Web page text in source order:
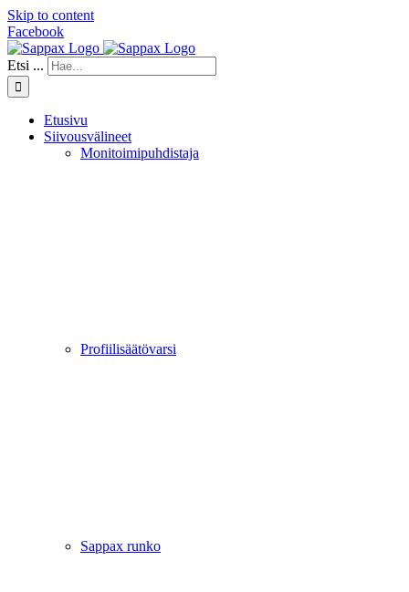
Skip to content
Facebook
Etsi ...
Etusivu
Siivousvälineet
Monitoimipuhdistaja
Profiilisäätövarsi
Sappax runko